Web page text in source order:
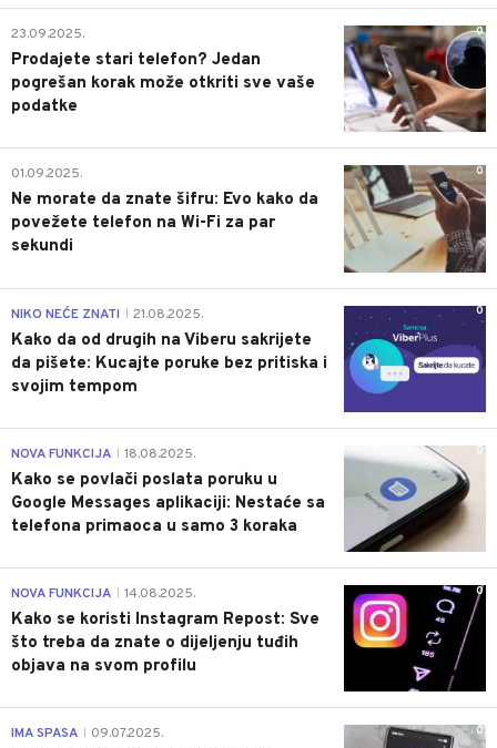
0
23.09.2025.
Prodajete stari telefon? Jedan
pogrešan korak može otkriti sve vaše
podatke
0
01.09.2025.
Ne morate da znate šifru: Evo kako da
povežete telefon na Wi-Fi za par
sekundi
0
NIKO NEĆE ZNATI 21.08.2025.
Kako da od drugih na Viberu sakrijete
da pišete: Kucajte poruke bez pritiska i
svojim tempom
0
NOVA FUNKCIJA 18.08.2025.
Kako se povlači poslata poruku u
Google Messages aplikaciji: Nestaće sa
telefona primaoca u samo 3 koraka
0
NOVA FUNKCIJA 14.08.2025.
Kako se koristi Instagram Repost: Sve
što treba da znate o dijeljenju tuđih
objava na svom profilu
0
IMA SPASA 09.07.2025.